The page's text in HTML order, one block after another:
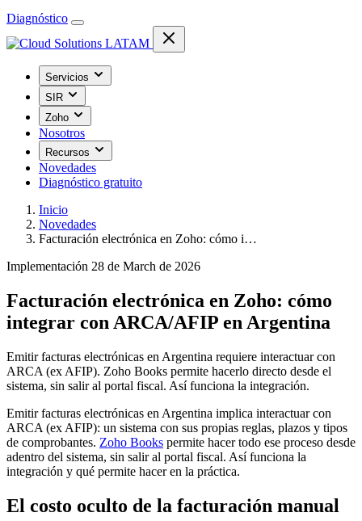
Diagnóstico
Servicios
SIR
Zoho
Nosotros
Recursos
Novedades
Diagnóstico gratuito
Inicio
Novedades
Facturación electrónica en Zoho: cómo i…
Implementación 28 de March de 2026
Facturación electrónica en Zoho: cómo
integrar con ARCA/AFIP en Argentina
Emitir facturas electrónicas en Argentina requiere interactuar con
ARCA (ex AFIP). Zoho Books permite hacerlo directo desde el
sistema, sin salir al portal fiscal. Así funciona la integración.
Emitir facturas electrónicas en Argentina implica interactuar con
ARCA (ex AFIP): un sistema con sus propias reglas, plazos y tipos
de comprobantes. Zoho Books permite hacer todo ese proceso desde
adentro del sistema, sin salir al portal fiscal. Así funciona la
integración y qué permite hacer en la práctica.
El costo oculto de la facturación manual